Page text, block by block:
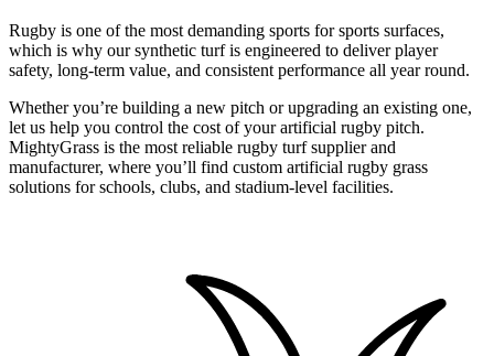
Rugby is one of the most demanding sports for sports surfaces,
which is why our synthetic turf is engineered to deliver player
safety, long-term value, and consistent performance all year round.
Whether you’re building a new pitch or upgrading an existing one,
let us help you control the cost of your artificial rugby pitch.
MightyGrass is the most reliable rugby turf supplier and
manufacturer, where you’ll find custom artificial rugby grass
solutions for schools, clubs, and stadium-level facilities.